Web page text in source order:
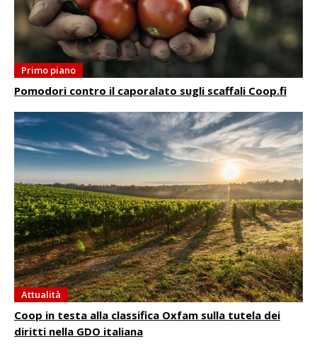
Primo piano
Pomodori contro il caporalato sugli scaffali Coop.fi
Attualità
Coop in testa alla classifica Oxfam sulla tutela dei
diritti nella GDO italiana